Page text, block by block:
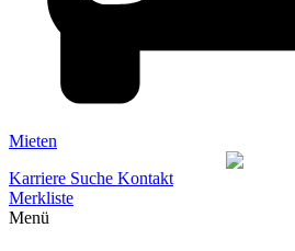
Mieten
Karriere Suche Kontakt
Merkliste
Menü